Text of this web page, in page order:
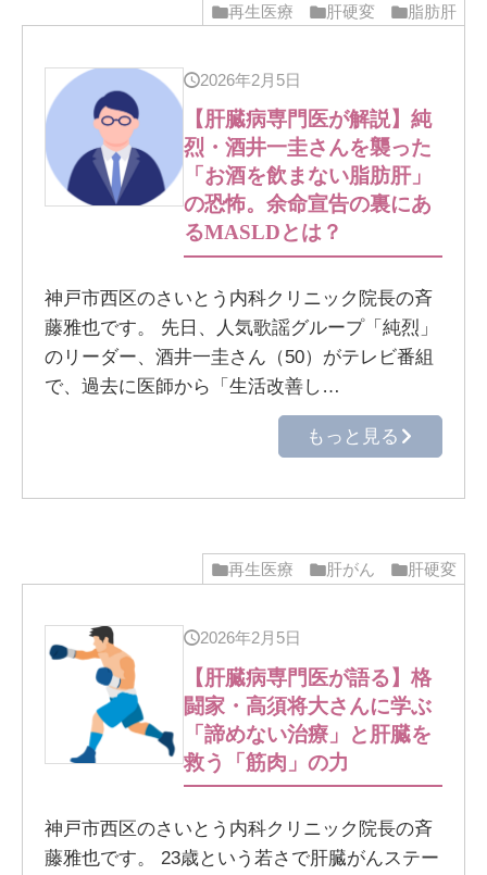
再生医療 肝硬変 脂肪肝
2026年2月5日
【肝臓病専門医が解説】純
烈・酒井一圭さんを襲った
「お酒を飲まない脂肪肝」
の恐怖。余命宣告の裏にあ
るMASLDとは？
神戸市西区のさいとう内科クリニック院長の斉
藤雅也です。 先日、人気歌謡グループ「純烈」
のリーダー、酒井一圭さん（50）がテレビ番組
で、過去に医師から「生活改善し…
もっと見る
再生医療 肝がん 肝硬変
2026年2月5日
【肝臓病専門医が語る】格
闘家・高須将大さんに学ぶ
「諦めない治療」と肝臓を
救う「筋肉」の力
神戸市西区のさいとう内科クリニック院長の斉
藤雅也です。 23歳という若さで肝臓がんステー